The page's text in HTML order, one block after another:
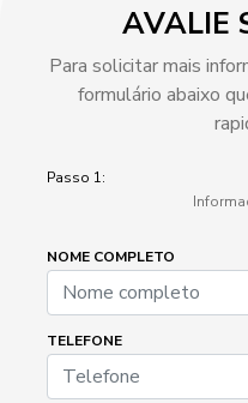
AVALIE
Para solicitar mais
formulário abaixo
Passo 1:
NOME COMPLETO
TELEFONE